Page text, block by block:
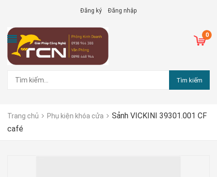
Đăng ký Đăng nhập
0
Tìm kiếm
Trang chủ Phụ kiện khóa cửa
Sảnh VICKINI 39301.001 CF
café